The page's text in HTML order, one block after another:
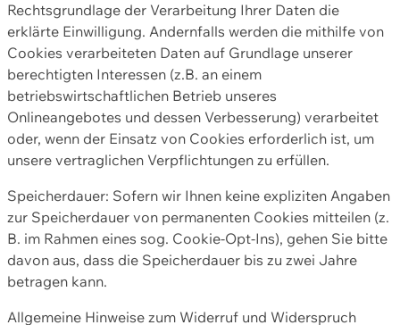
Rechtsgrundlage der Verarbeitung Ihrer Daten die
erklärte Einwilligung. Andernfalls werden die mithilfe von
Cookies verarbeiteten Daten auf Grundlage unserer
berechtigten Interessen (z.B. an einem
betriebswirtschaftlichen Betrieb unseres
Onlineangebotes und dessen Verbesserung) verarbeitet
oder, wenn der Einsatz von Cookies erforderlich ist, um
unsere vertraglichen Verpflichtungen zu erfüllen.
Speicherdauer: Sofern wir Ihnen keine expliziten Angaben
zur Speicherdauer von permanenten Cookies mitteilen (z.
B. im Rahmen eines sog. Cookie-Opt-Ins), gehen Sie bitte
davon aus, dass die Speicherdauer bis zu zwei Jahre
betragen kann.
Allgemeine Hinweise zum Widerruf und Widerspruch